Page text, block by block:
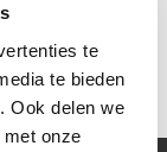
te
te bieden
Ook delen we
onze